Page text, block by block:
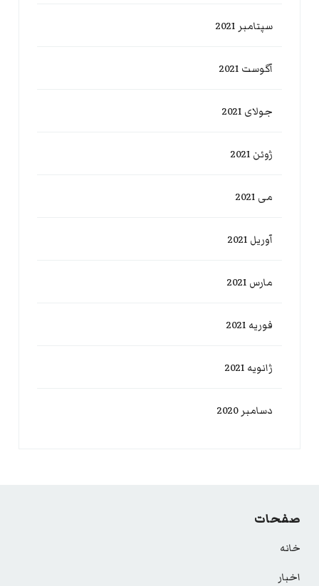
سپتامبر 2021
آگوست 2021
جولای 2021
ژوئن 2021
می 2021
آوریل 2021
مارس 2021
فوریه 2021
ژانویه 2021
دسامبر 2020
صفحات
خانه
اخبار